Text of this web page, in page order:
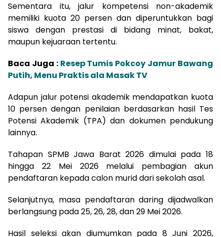
Sementara itu, jalur kompetensi non-akademik
memiliki kuota 20 persen dan diperuntukkan bagi
siswa dengan prestasi di bidang minat, bakat,
maupun kejuaraan tertentu.
Baca Juga : Resep Tumis Pokcoy Jamur Bawang
Putih, Menu Praktis ala Masak TV
Adapun jalur potensi akademik mendapatkan kuota
10 persen dengan penilaian berdasarkan hasil Tes
Potensi Akademik (TPA) dan dokumen pendukung
lainnya.
Tahapan SPMB Jawa Barat 2026 dimulai pada 18
hingga 22 Mei 2026 melalui pembagian akun
pendaftaran kepada calon murid dari sekolah asal.
Selanjutnya, masa pendaftaran daring dijadwalkan
berlangsung pada 25, 26, 28, dan 29 Mei 2026.
Hasil seleksi akan diumumkan pada 8 Juni 2026,